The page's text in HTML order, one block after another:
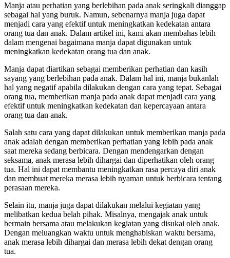
Manja atau perhatian yang berlebihan pada anak seringkali dianggap
sebagai hal yang buruk. Namun, sebenarnya manja juga dapat
menjadi cara yang efektif untuk meningkatkan kedekatan antara
orang tua dan anak. Dalam artikel ini, kami akan membahas lebih
dalam mengenai bagaimana manja dapat digunakan untuk
meningkatkan kedekatan orang tua dan anak.
Manja dapat diartikan sebagai memberikan perhatian dan kasih
sayang yang berlebihan pada anak. Dalam hal ini, manja bukanlah
hal yang negatif apabila dilakukan dengan cara yang tepat. Sebagai
orang tua, memberikan manja pada anak dapat menjadi cara yang
efektif untuk meningkatkan kedekatan dan kepercayaan antara
orang tua dan anak.
Salah satu cara yang dapat dilakukan untuk memberikan manja pada
anak adalah dengan memberikan perhatian yang lebih pada anak
saat mereka sedang berbicara. Dengan mendengarkan dengan
seksama, anak merasa lebih dihargai dan diperhatikan oleh orang
tua. Hal ini dapat membantu meningkatkan rasa percaya diri anak
dan membuat mereka merasa lebih nyaman untuk berbicara tentang
perasaan mereka.
Selain itu, manja juga dapat dilakukan melalui kegiatan yang
melibatkan kedua belah pihak. Misalnya, mengajak anak untuk
bermain bersama atau melakukan kegiatan yang disukai oleh anak.
Dengan meluangkan waktu untuk menghabiskan waktu bersama,
anak merasa lebih dihargai dan merasa lebih dekat dengan orang
tua.